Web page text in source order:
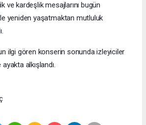
ve kardeşlik mesajlarını bugün
yeniden yaşatmaktan mutluluk
ilgi gören konserin sonunda izleyiciler
alkışlandı.